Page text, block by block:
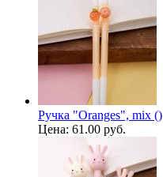
Ручка "Oranges", mix ()
Цена: 61.00 руб.